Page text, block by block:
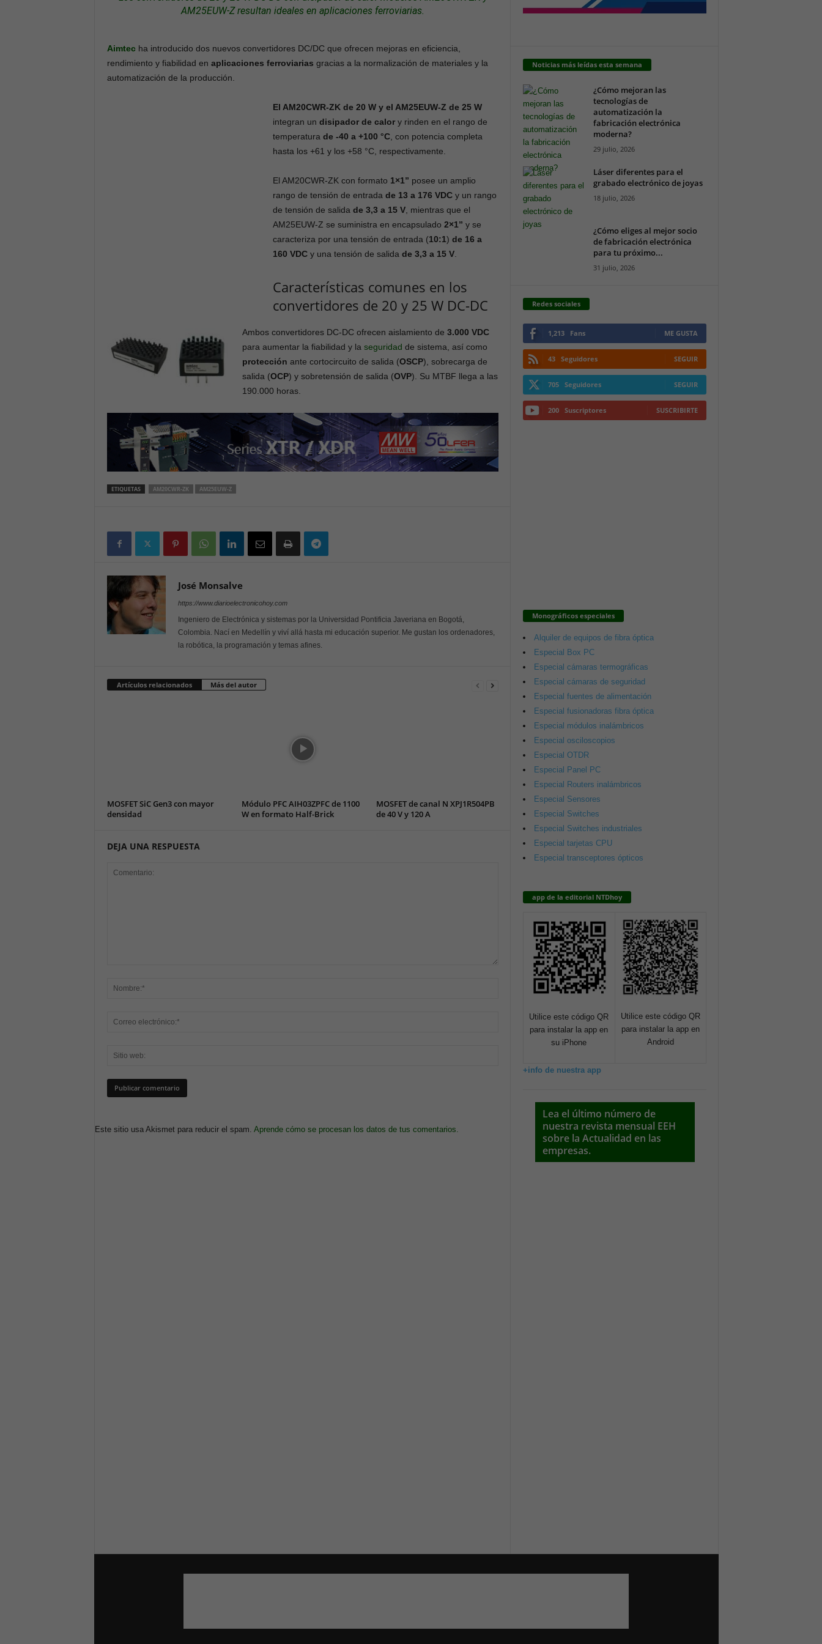
AM25EUW-Z resultan ideales en aplicaciones ferroviarias.
Aimtec ha introducido dos nuevos convertidores DC/DC que ofrecen mejoras en eficiencia,
rendimiento y fiabilidad en aplicaciones ferroviarias gracias a la normalización de materiales y la
automatización de la producción.
El AM20CWR-ZK de 20 W y el AM25EUW-Z de 25 W
integran un disipador de calor y rinden en el rango de
temperatura de -40 a +100 °C , con potencia completa
hasta los +61 y los +58 °C, respectivamente.
El AM20CWR-ZK con formato 1×1” posee un amplio
rango de tensión de entrada de 13 a 176 VDC y un rango
de tensión de salida de 3,3 a 15 V , mientras que el
AM25EUW-Z se suministra en encapsulado 2×1” y se
caracteriza por una tensión de entrada (10:1) de 16 a
160 VDC y una tensión de salida de 3,3 a 15 V
Características comunes en los
convertidores de 20 y 25 W DC-DC
Ambos convertidores DC-DC ofrecen aislamiento de 3.000 VDC
para aumentar la fiabilidad y la seguridad de sistema, así como
protección ante cortocircuito de salida (OSCP), sobrecarga de
salida (OCP) y sobretensión de salida (OVP). Su MTBF llega a las
190.000 horas.
ETIQUETAS AM20CWR-ZK AM25EUW-Z
José Monsalve
https://www.diarioelectronicohoy.com
Ingeniero de Electrónica y sistemas por la Universidad Pontificia Javeriana en Bogotá,
Colombia. Nací en Medellín y viví allá hasta mi educación superior. Me gustan los ordenadores,
la robótica, la programación y temas afines.
Artículos relacionados Más del autor
MOSFET SiC Gen3 con mayor
densidad
Módulo PFC AIH03ZPFC de 1100
W en formato Half-Brick
MOSFET de canal N XPJ1R504PB
de 40 V y 120 A
DEJA UNA RESPUESTA
Este sitio usa Akismet para reducir el spam. Aprende cómo se procesan los datos de tus comentarios.
Noticias más leídas esta semana
¿Cómo mejoran las
tecnologías de
automatización la
fabricación electrónica
moderna?
29 julio, 2026
Láser diferentes para el
grabado electrónico de joyas
18 julio, 2026
¿Cómo eliges al mejor socio
de fabricación electrónica
para tu próximo...
31 julio, 2026
Redes sociales
1,213 Fans ME GUSTA
43 Seguidores SEGUIR
705 Seguidores SEGUIR
200 Suscriptores SUSCRIBIRTE
Monográficos especiales
Alquiler de equipos de fibra óptica
Especial Box PC
Especial cámaras termográficas
Especial cámaras de seguridad
Especial fuentes de alimentación
Especial fusionadoras fibra óptica
Especial módulos inalámbricos
Especial osciloscopios
Especial OTDR
Especial Panel PC
Especial Routers inalámbricos
Especial Sensores
Especial Switches
Especial Switches industriales
Especial tarjetas CPU
Especial transceptores ópticos
app de la editorial NTDhoy
Utilice este código QR
para instalar la app en
su iPhone
Utilice este código QR
para instalar la app en
Android
+info de nuestra app
Lea el último número de
nuestra revista mensual EEH
sobre la Actualidad en las
empresas.